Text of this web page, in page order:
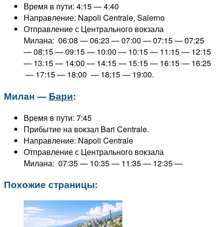
Время в пути: 4:15 — 4:40
Направление: Napoli Centrale, Salerno
Отправление с Центрального вокзала
Милана: 06:08 — 06:23 — 07:00 — 07:15 — 07:25
— 08:15 — 09:15 — 10:00 — 10:15 — 11:15 — 12:15
— 13:15 — 14:00 — 14:15 — 15:15 — 16:15 — 16:25
— 17:15 — 18:00 — 18:15 — 19:00.
Милан — Бари:
Время в пути: 7:45
Прибытие на вокзал Bari Centrale.
Направление: Napoli Centrale
Отправление с Центрального вокзала
Милана: 07:35 — 10:35 — 11:35 — 12:35 —
Похожие страницы: